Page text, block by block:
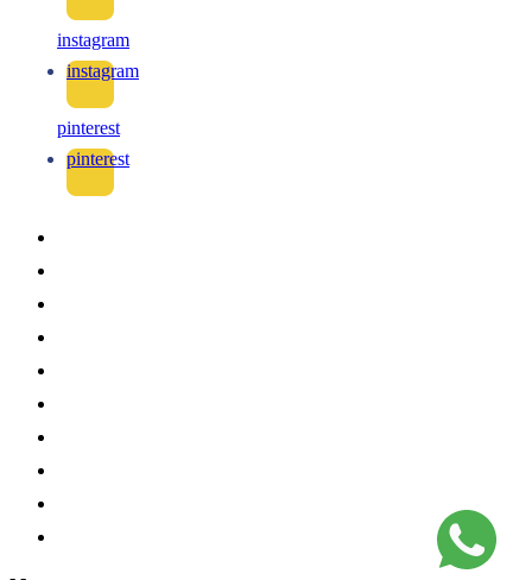
instagram
instagram
pinterest
pinterest